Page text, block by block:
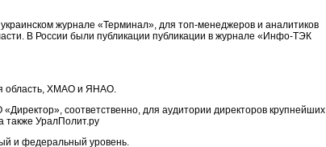
журнале «Терминал», для топ-менеджеров и аналитиков
В России были публикации публикации в журнале «Инфо-ТЭК
область, ХМАО и ЯНАО.
соответственно, для аудитории директоров крупнейших
также УралПолит.ру
и федеральный уровень.